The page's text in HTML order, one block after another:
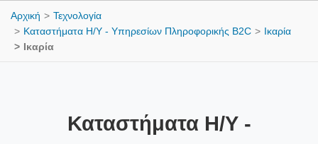
Αρχική
Τεχνολογία
Καταστήματα Η/Υ - Υπηρεσίων Πληροφορικής B2C
Ικαρία
Ικαρία
Καταστήματα Η/Υ -